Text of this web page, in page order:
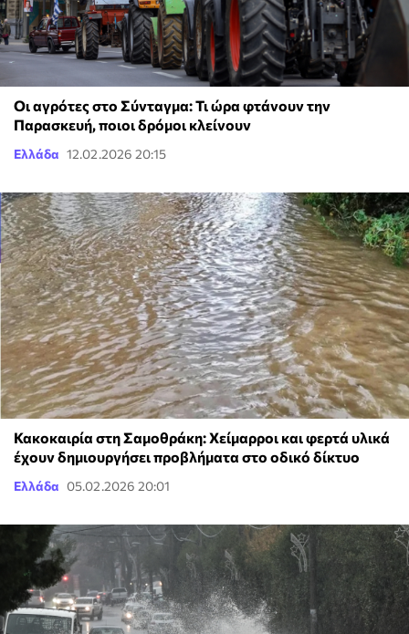
Οι αγρότες στο Σύνταγμα: Τι ώρα φτάνουν την
Παρασκευή, ποιοι δρόμοι κλείνουν
Ελλάδα 12.02.2026 20:15
Κακοκαιρία στη Σαμοθράκη: Χείμαρροι και φερτά υλικά
έχουν δημιουργήσει προβλήματα στο οδικό δίκτυο
Ελλάδα 05.02.2026 20:01